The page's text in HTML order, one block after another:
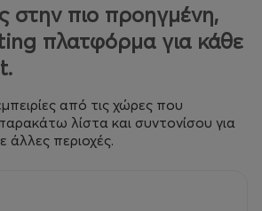
στην πιο προηγμένη,
πλατφόρμα για κάθε
από τις χώρες που
λίστα και συντονίσου για
άλλες περιοχές.